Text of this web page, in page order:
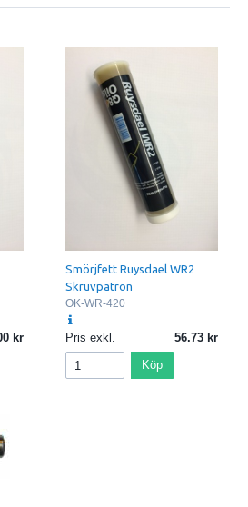
Smörjfett Ruysdael WR2
Skruvpatron
OK-WR-420
Pris exkl. 56.73
Köp